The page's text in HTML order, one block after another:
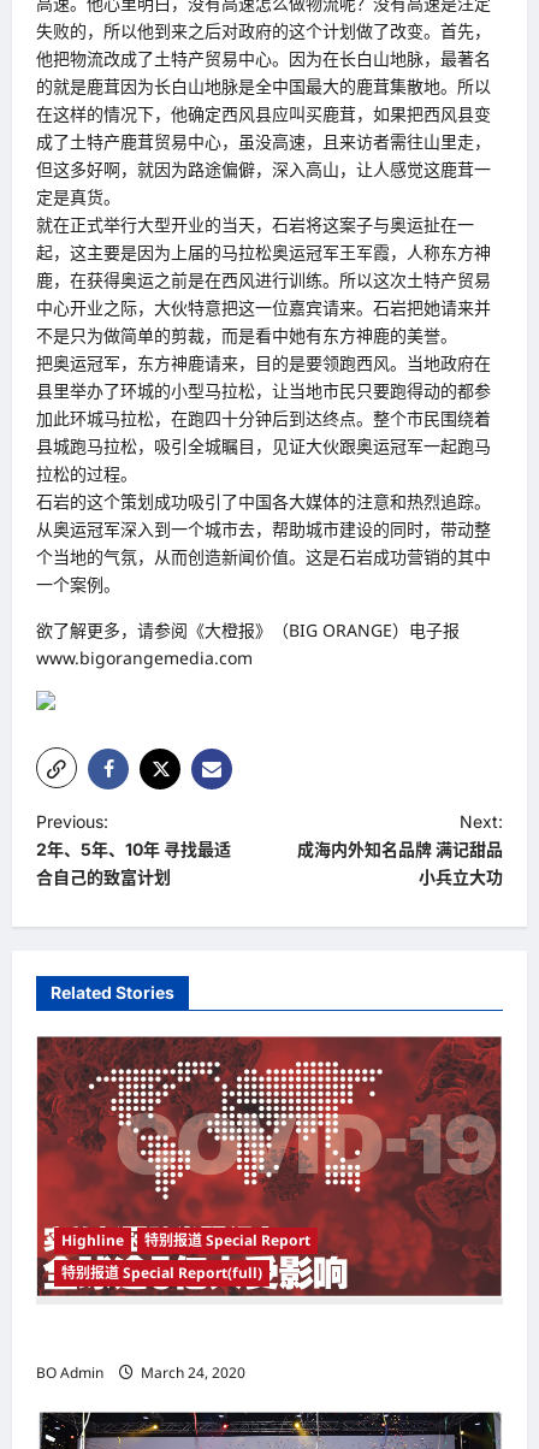
失败的，所以他到来之后对政府的这个计划做了改变。首先，
他把物流改成了土特产贸易中心。因为在长白山地脉，最著名
的就是鹿茸因为长白山地脉是全中国最大的鹿茸集散地。所以
在这样的情况下，他确定西风县应叫买鹿茸，如果把西风县变
成了土特产鹿茸贸易中心，虽没高速，且来访者需往山里走，
但这多好啊，就因为路途偏僻，深入高山，让人感觉这鹿茸一
定是真货。
就在正式举行大型开业的当天，石岩将这案子与奥运扯在一
起，这主要是因为上届的马拉松奥运冠军王军霞，人称东方神
鹿，在获得奥运之前是在西风进行训练。所以这次土特产贸易
中心开业之际，大伙特意把这一位嘉宾请来。石岩把她请来并
不是只为做简单的剪裁，而是看中她有东方神鹿的美誉。
把奥运冠军，东方神鹿请来，目的是要领跑西风。当地政府在
县里举办了环城的小型马拉松，让当地市民只要跑得动的都参
加此环城马拉松，在跑四十分钟后到达终点。整个市民围绕着
县城跑马拉松，吸引全城瞩目，见证大伙跟奥运冠军一起跑马
拉松的过程。
石岩的这个策划成功吸引了中国各大媒体的注意和热烈追踪。
从奥运冠军深入到一个城市去，帮助城市建设的同时，带动整
个当地的气氛，从而创造新闻价值。这是石岩成功营销的其中
一个案例。
欲了解更多，请参阅《大橙报》（BIG ORANGE）电子报
www.bigorangemedia.com
P
o
t
n
a
v
i
g
a
o
Previous:
2年、5年、10年 寻找最适
合自己的致富计划
Next:
成海内外知名品牌 满记甜品
小兵立大功
Related Stories
Highline
特别报道 Special Report
特别报道 Special Report(full)
BO Admin March 24, 2020